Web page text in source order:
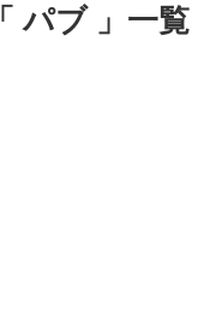
「 パブ 」一覧